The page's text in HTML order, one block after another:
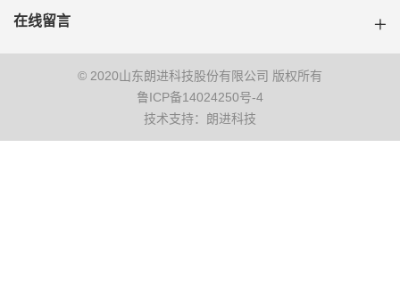
在线留言
© 2020山东朗进科技股份有限公司 版权所有
鲁ICP备14024250号-4
技术支持：朗进科技